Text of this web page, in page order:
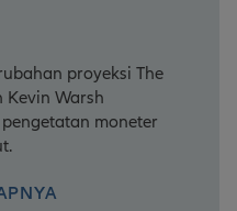
proyeksi The
Kevin Warsh
moneter